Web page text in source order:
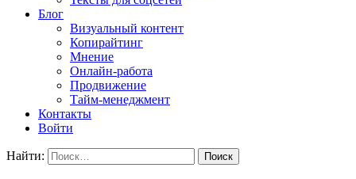
Блог
Визуальный контент
Копирайтинг
Мнение
Онлайн-работа
Продвижение
Тайм-менеджмент
Контакты
Войти
Найти: